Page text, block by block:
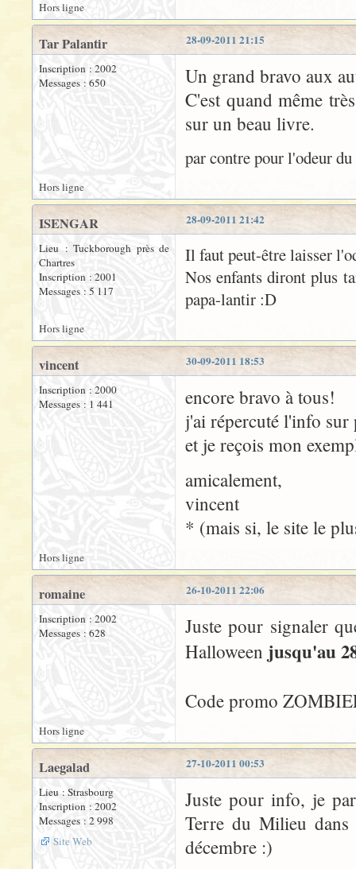
Hors ligne
28-09-2011 21:15
Tar Palantir
Inscription : 2002
Messages : 650
Un grand bravo aux
C'est quand même
sur un beau livre.
par contre pour l'odeur
Hors ligne
28-09-2011 21:42
ISENGAR
Lieu : Tuckborough près de
Chartres
Inscription : 2001
Messages : 5 117
Il faut peut-être laisser
Nos enfants diront plus
papa-lantir :D
Hors ligne
30-09-2011 18:53
vincent
Inscription : 2000
Messages : 1 441
encore bravo à tous!
j'ai répercuté l'info
et je reçois mon
amicalement,
vincent
* (mais si, le site le
Hors ligne
26-10-2011 22:06
romaine
Inscription : 2002
Messages : 628
Juste pour signaler
Halloween jusqu'au
Code promo
Hors ligne
27-10-2011 00:53
Laegalad
Lieu : Strasbourg
Inscription : 2002
Messages : 2 998
Site Web
Juste pour info, je
Terre du Milieu
décembre :)